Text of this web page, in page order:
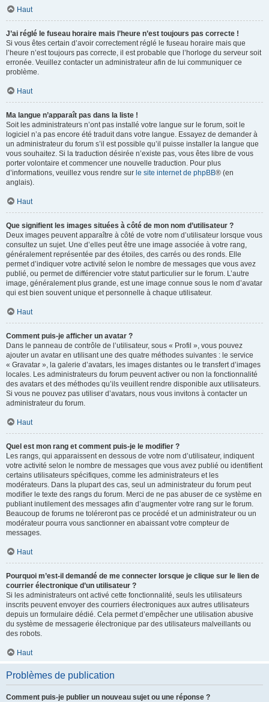
Haut
J’ai réglé le fuseau horaire mais l’heure n’est toujours pas correcte !
Si vous êtes certain d’avoir correctement réglé le fuseau horaire mais que
l’heure n’est toujours pas correcte, il est probable que l’horloge du serveur soit
erronée. Veuillez contacter un administrateur afin de lui communiquer ce
problème.
Haut
Ma langue n’apparaît pas dans la liste !
Soit les administrateurs n’ont pas installé votre langue sur le forum, soit le
logiciel n’a pas encore été traduit dans votre langue. Essayez de demander à
un administrateur du forum s’il est possible qu’il puisse installer la langue que
vous souhaitez. Si la traduction désirée n’existe pas, vous êtes libre de vous
porter volontaire et commencer une nouvelle traduction. Pour plus
d’informations, veuillez vous rendre sur le site internet de phpBB® (en
anglais).
Haut
Que signifient les images situées à côté de mon nom d’utilisateur ?
Deux images peuvent apparaître à côté de votre nom d’utilisateur lorsque vous
consultez un sujet. Une d’elles peut être une image associée à votre rang,
généralement représentée par des étoiles, des carrés ou des ronds. Elle
permet d’indiquer votre activité selon le nombre de messages que vous avez
publié, ou permet de différencier votre statut particulier sur le forum. L’autre
image, généralement plus grande, est une image connue sous le nom d’avatar
qui est bien souvent unique et personnelle à chaque utilisateur.
Haut
Comment puis-je afficher un avatar ?
Dans le panneau de contrôle de l’utilisateur, sous « Profil », vous pouvez
ajouter un avatar en utilisant une des quatre méthodes suivantes : le service
« Gravatar », la galerie d’avatars, les images distantes ou le transfert d’images
locales. Les administrateurs du forum peuvent activer ou non la fonctionnalité
des avatars et des méthodes qu’ils veuillent rendre disponible aux utilisateurs.
Si vous ne pouvez pas utiliser d’avatars, nous vous invitons à contacter un
administrateur du forum.
Haut
Quel est mon rang et comment puis-je le modifier ?
Les rangs, qui apparaissent en dessous de votre nom d’utilisateur, indiquent
votre activité selon le nombre de messages que vous avez publié ou identifient
certains utilisateurs spécifiques, comme les administrateurs et les
modérateurs. Dans la plupart des cas, seul un administrateur du forum peut
modifier le texte des rangs du forum. Merci de ne pas abuser de ce système en
publiant inutilement des messages afin d’augmenter votre rang sur le forum.
Beaucoup de forums ne toléreront pas ce procédé et un administrateur ou un
modérateur pourra vous sanctionner en abaissant votre compteur de
messages.
Haut
Pourquoi m’est-il demandé de me connecter lorsque je clique sur le lien de
courrier électronique d’un utilisateur ?
Si les administrateurs ont activé cette fonctionnalité, seuls les utilisateurs
inscrits peuvent envoyer des courriers électroniques aux autres utilisateurs
depuis un formulaire dédié. Cela permet d’empêcher une utilisation abusive
du système de messagerie électronique par des utilisateurs malveillants ou
des robots.
Haut
Problèmes de publication
Comment puis-je publier un nouveau sujet ou une réponse ?